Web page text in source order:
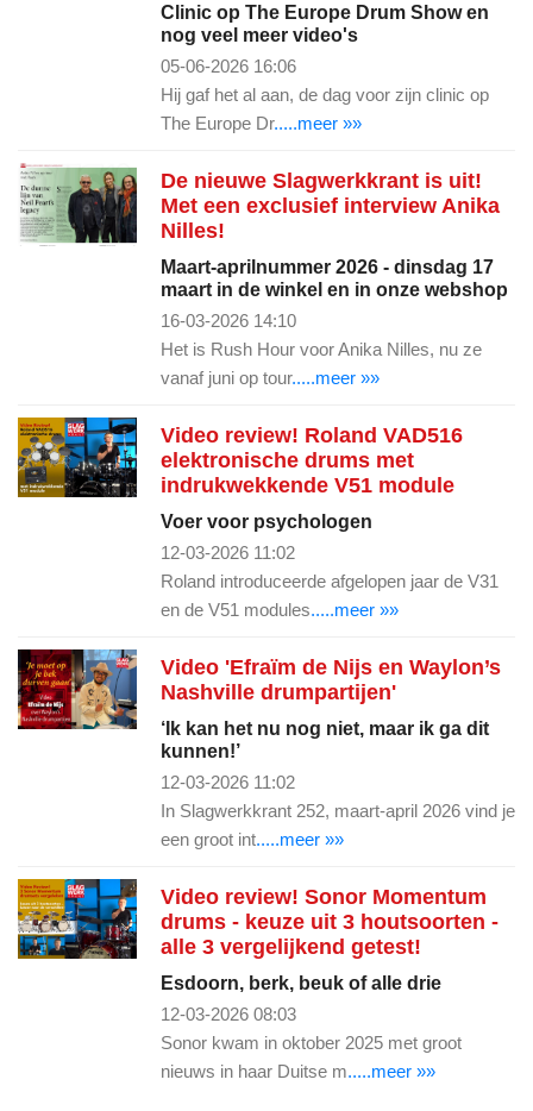
Clinic op The Europe Drum Show en
nog veel meer video's
05-06-2026 16:06
Hij gaf het al aan, de dag voor zijn clinic op
The Europe Dr.....meer »»
De nieuwe Slagwerkkrant is uit!
Met een exclusief interview Anika
Nilles!
Maart-aprilnummer 2026 - dinsdag 17
maart in de winkel en in onze webshop
16-03-2026 14:10
Het is Rush Hour voor Anika Nilles, nu ze
vanaf juni op tour.....meer »»
Video review! Roland VAD516
elektronische drums met
indrukwekkende V51 module
Voer voor psychologen
12-03-2026 11:02
Roland introduceerde afgelopen jaar de V31
en de V51 modules.....meer »»
Video 'Efraïm de Nijs en Waylon’s
Nashville drumpartijen'
‘Ik kan het nu nog niet, maar ik ga dit
kunnen!’
12-03-2026 11:02
In Slagwerkkrant 252, maart-april 2026 vind je
een groot int.....meer »»
Video review! Sonor Momentum
drums - keuze uit 3 houtsoorten -
alle 3 vergelijkend getest!
Esdoorn, berk, beuk of alle drie
12-03-2026 08:03
Sonor kwam in oktober 2025 met groot
nieuws in haar Duitse m.....meer »»